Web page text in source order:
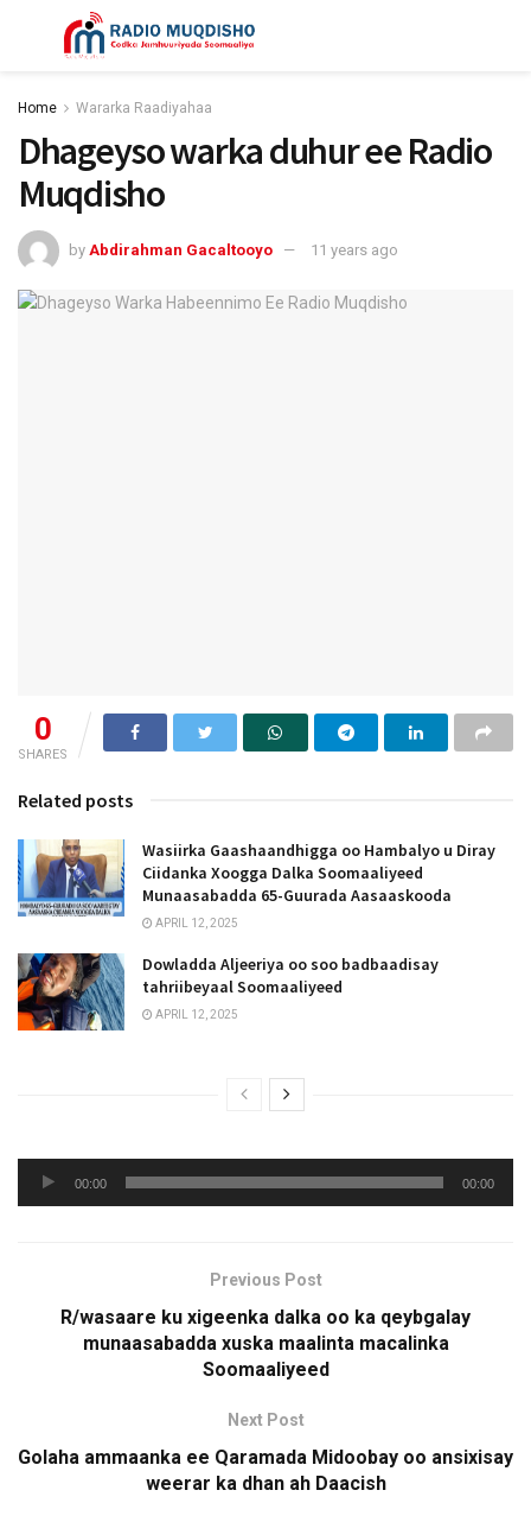
Home Wararka Raadiyahaa
Dhageyso warka duhur ee Radio
Muqdisho
by Abdirahman Gacaltooyo 11 years ago
0
SHARES
Related posts
Wasiirka Gaashaandhigga oo Hambalyo u Diray
Ciidanka Xoogga Dalka Soomaaliyeed
Munaasabadda 65-Guurada Aasaaskooda
APRIL 12, 2025
Dowladda Aljeeriya oo soo badbaadisay
tahriibeyaal Soomaaliyeed
APRIL 12, 2025
Audio
Player
00:00 00:00
Previous Post
R/wasaare ku xigeenka dalka oo ka qeybgalay
munaasabadda xuska maalinta macalinka
Soomaaliyeed
Next Post
Golaha ammaanka ee Qaramada Midoobay oo ansixisay
weerar ka dhan ah Daacish